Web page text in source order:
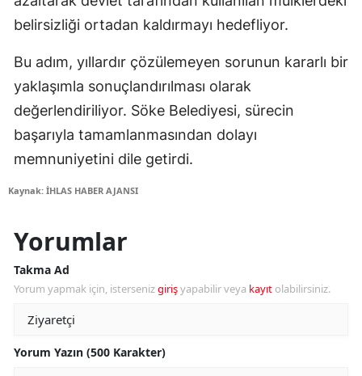
belirsizliği ortadan kaldırmayı hedefliyor.
Bu adım, yıllardır çözülemeyen sorunun kararlı bir
yaklaşımla sonuçlandırılması olarak
değerlendiriliyor. Söke Belediyesi, sürecin
başarıyla tamamlanmasından dolayı
memnuniyetini dile getirdi.
Kaynak: İHLAS HABER AJANSI
Yorumlar
Takma Ad
Yorum yapmak için, istersenizgirişyapabilir veya kayıt olabilirsiniz.
Yorum Yazın (500 Karakter)